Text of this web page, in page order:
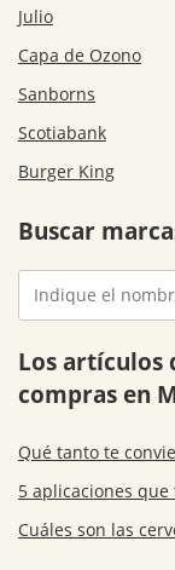
Julio
Capa de Ozono
Sanborns
Scotiabank
Burger King
Buscar
Los artículos
compras en
Qué tanto te
5 aplicaciones
Cuáles son las